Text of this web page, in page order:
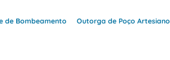
de Bombeamento Outorga de Poço Artesiano